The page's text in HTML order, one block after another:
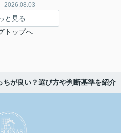
2026.08.03
と見る
トップへ
が良い？選び方や判断基準を紹介